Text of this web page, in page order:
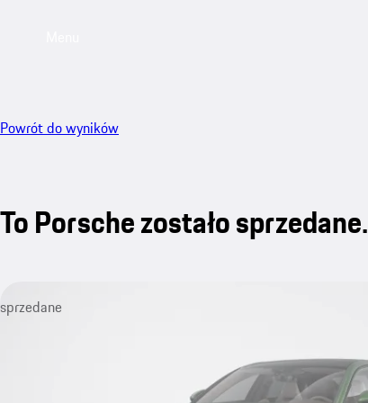
Powrót do wyników
To Porsche zostało sprzedane.
sprzedane